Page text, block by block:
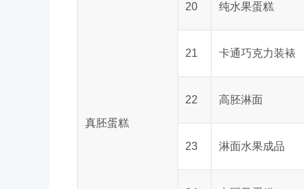
真胚蛋糕
20 纯水果蛋糕
21 卡通巧克力装裱
22 高胚淋面
23 淋面水果成品